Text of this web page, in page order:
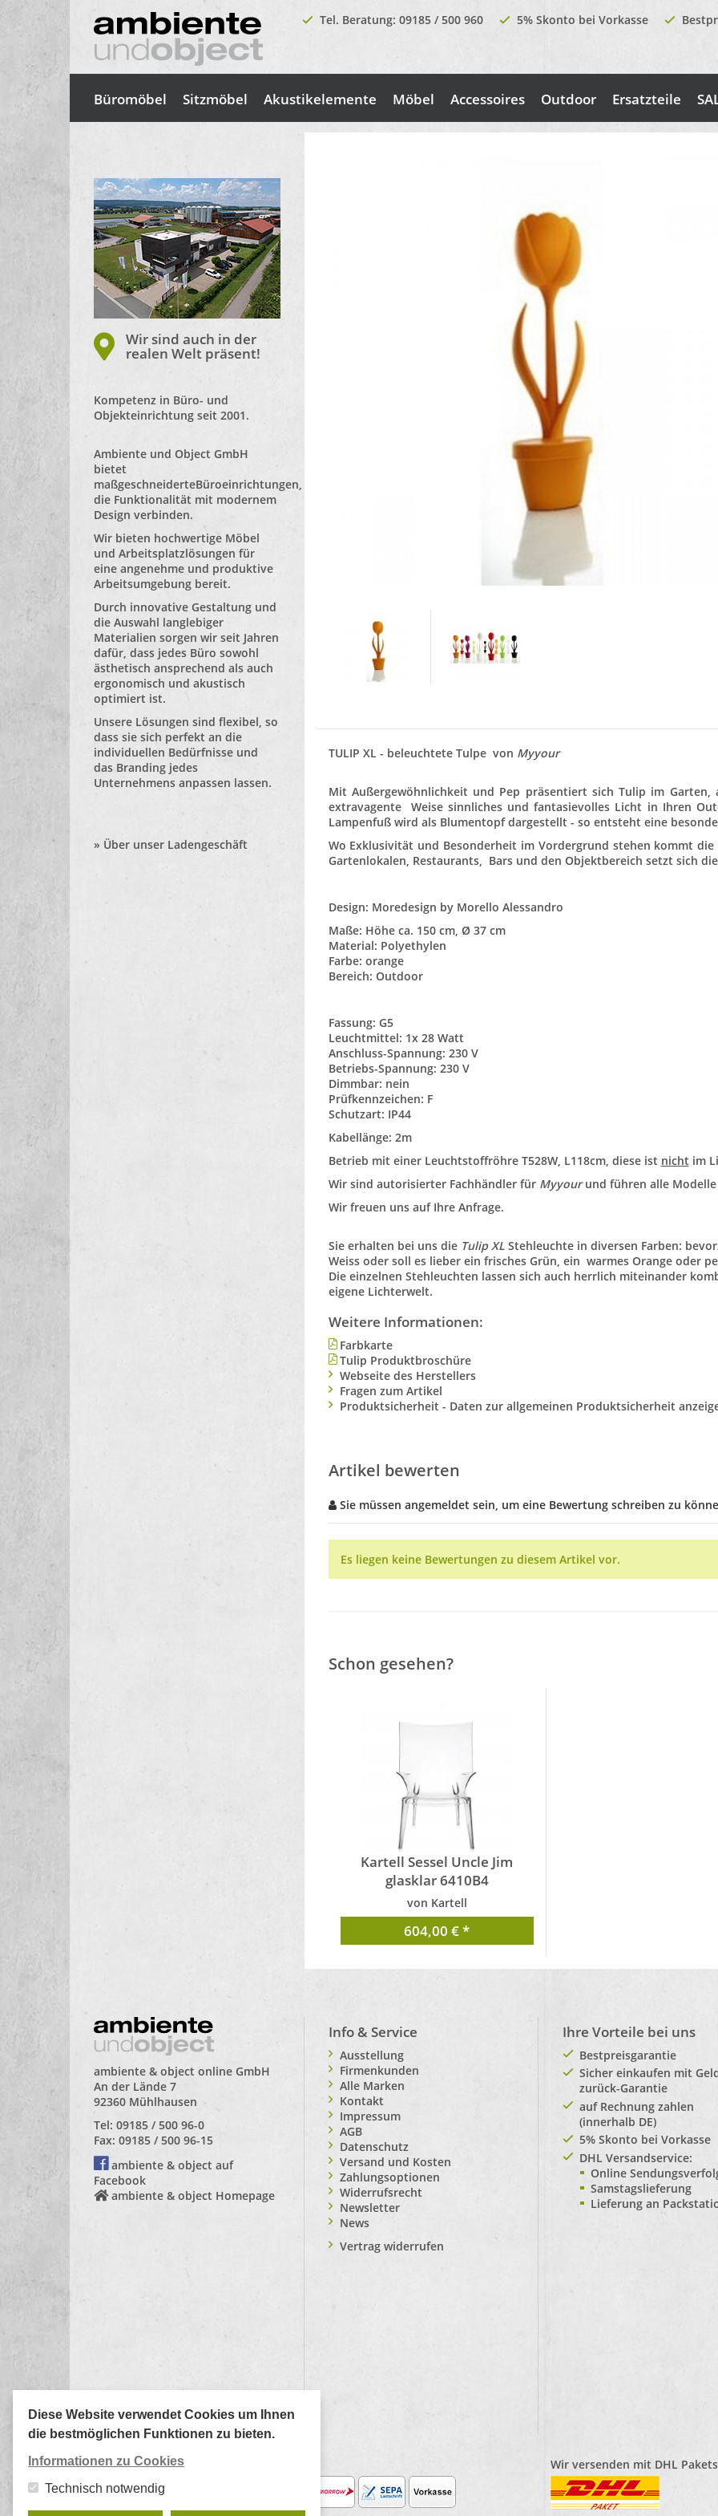
Tel. Beratung: 09185 / 500 960 5% Skonto bei Vorkasse
Büromöbel Sitzmöbel Akustikelemente Möbel Accessoires Outdoor Ersatzteile
Wir sind auch in der
realen Welt präsent!
Kompetenz in Büro- und
Objekteinrichtung seit 2001.
Ambiente und Object GmbH
bietet
maßgeschneiderteBüroeinrichtungen
die Funktionalität mit modernem
Design verbinden.
Wir bieten hochwertige Möbel
und Arbeitsplatzlösungen für
eine angenehme und produktive
Arbeitsumgebung bereit.
Durch innovative Gestaltung und
die Auswahl langlebiger
Materialien sorgen wir seit Jahren
dafür, dass jedes Büro sowohl
ästhetisch ansprechend als auch
ergonomisch und akustisch
optimiert ist.
Unsere Lösungen sind flexibel, so
dass sie sich perfekt an die
individuellen Bedürfnisse und
das Branding jedes
Unternehmens anpassen lassen.
» Über unser Ladengeschäft
TULIP XL - beleuchtete Tulpe von Myyour
Mit Außergewöhnlichkeit und Pep präsentiert sich Tulip im
extravagente Weise sinnliches und fantasievolles Licht in Ihren
Lampenfuß wird als Blumentopf dargestellt - so entsteht eine
Wo Exklusivität und Besonderheit im Vordergrund stehen kommt
Gartenlokalen, Restaurants, Bars und den Objektbereich setzt sich
Design: Moredesign by Morello Alessandro
Maße: Höhe ca. 150 cm, Ø 37 cm
Material: Polyethylen
Farbe: orange
Bereich: Outdoor
Fassung: G5
Leuchtmittel: 1x 28 Watt
Anschluss-Spannung: 230 V
Betriebs-Spannung: 230 V
Dimmbar: nein
Prüfkennzeichen: F
Schutzart: IP44
Kabellänge: 2m
Betrieb mit einer Leuchtstoffröhre T528W, L118cm, diese ist nicht im
Wir sind autorisierter Fachhändler für Myyourund führen alle
Wir freuen uns auf Ihre Anfrage.
Sie erhalten bei uns die Tulip XLStehleuchte in diversen Farben:
Weiss oder soll es lieber ein frisches Grün, ein warmes Orange oder
Die einzelnen Stehleuchten lassen sich auch herrlich miteinander
eigene Lichterwelt.
Weitere Informationen:
Farbkarte
Tulip Produktbroschüre
Webseite des Herstellers
Fragen zum Artikel
Produktsicherheit - Daten zur allgemeinen Produktsicherheit
Artikel bewerten
Sie müssen angemeldet sein, um eine Bewertung schreiben zu
Es liegen keine Bewertungen zu diesem Artikel vor.
Schon gesehen?
Kartell Sessel Uncle Jim
glasklar 6410B4
von Kartell
604,00 € *
ambiente & object online GmbH
An der Lände 7
92360 Mühlhausen
Tel: 09185 / 500 96-0
Fax: 09185 / 500 96-15
ambiente & object auf
Facebook
ambiente & object Homepage
Info & Service
Ausstellung
Firmenkunden
Alle Marken
Kontakt
Impressum
AGB
Datenschutz
Versand und Kosten
Zahlungsoptionen
Widerrufsrecht
Newsletter
News
Vertrag widerrufen
Ihre Vorteile bei uns
Bestpreisgarantie
Sicher einkaufen mit
zurück-Garantie
auf Rechnung zahlen
(innerhalb DE)
5% Skonto bei Vorkasse
DHL Versandservice:
Online
Samstagslieferung
Lieferung an
Zahlungsarten: Wir versenden mit DHL
Diese Website verwendet Cookies um Ihnen
die bestmöglichen Funktionen zu bieten.
Informationen zu Cookies
Technisch notwendig